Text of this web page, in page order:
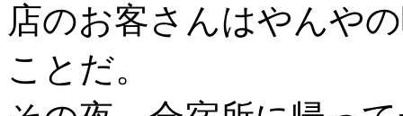
店のお客さんはやんや
ことだ。